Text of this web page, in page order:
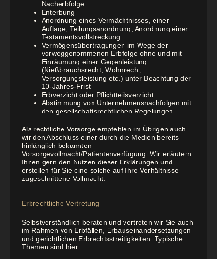
Nacherbfolge
Enterbung
Anordnung eines Vermächtnisses, einer
Auflage, Teilungsanordnung, Anordnung einer
Testamentsvollstreckung
Vermögensübertragungen im Wege der
vorweggenommenen Erbfolge ohne und mit
Einräumung einer Gegenleistung
(Nießbrauchsrecht, Wohnrecht,
Versorgungsleistung etc.) unter Beachtung der
10-Jahres-Frist
Erbverzicht oder Pflichtteilsverzicht
Abstimmung von Unternehmensnachfolgen mit
den gesellschaftsrechtlichen Regelungen
Als rechtliche Vorsorge empfehlen im Übrigen auch
wir den Abschluss einer durch die Medien bereits
hinlänglich bekannten
Vorsorgevollmacht/Patientenverfügung. Wir erläutern
Ihnen gern den Nutzen dieser Erklärungen und
erstellen für Sie eine solche auf Ihre Verhältnisse
zugeschnittene Vollmacht.
Erbrechtliche Vertretung
Selbstverständlich beraten und vertreten wir Sie auch
im Rahmen von Erbfällen, Erbauseinandersetzungen
und gerichtlichen Erbrechtsstreitigkeiten. Typische
Themen sind hier: